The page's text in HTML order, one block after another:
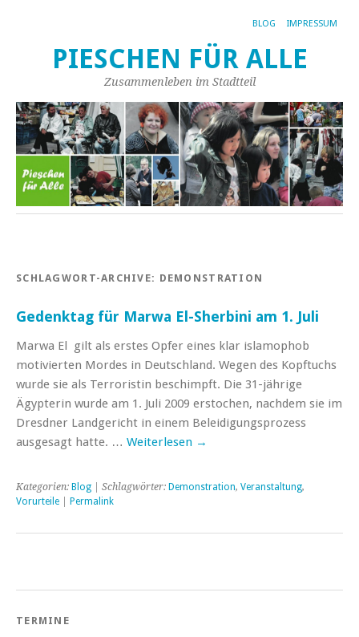
BLOG IMPRESSUM
PIESCHEN FÜR ALLE
Zusammenleben im Stadtteil
SCHLAGWORT-ARCHIVE: DEMONSTRATION
Gedenktag für Marwa El-Sherbini am 1. Juli
Marwa El gilt als erstes Opfer eines klar islamophob
motivierten Mordes in Deutschland. Wegen des Kopftuchs
wurde sie als Terroristin beschimpft. Die 31-jährige
Ägypterin wurde am 1. Juli 2009 erstochen, nachdem sie im
Dresdner Landgericht in einem Beleidigungsprozess
ausgesagt hatte. … Weiterlesen →
Kategorien: Blog | Schlagwörter: Demonstration, Veranstaltung,
Vorurteile
Permalink
TERMINE